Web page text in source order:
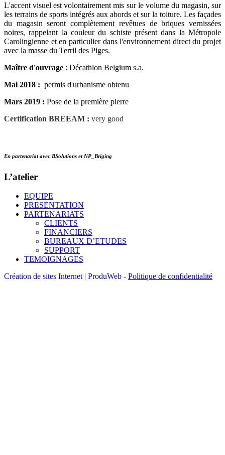
L'accent visuel est volontairement mis sur le volume du magasin, sur
les terrains de sports intégrés aux abords et sur la toiture. Les façades
du magasin seront complètement revêtues de briques vernissées
noires, rappelant la couleur du schiste présent dans la Métropole
Carolingienne et en particulier dans l'environnement direct du projet
avec la masse du Terril des Piges.
Maître d'ouvrage : Décathlon Belgium s.a.
Mai 2018 : permis d'urbanisme obtenu
Mars 2019 : Pose de la première pierre
Certification BREEAM : very good
En partenariat avec BSolutions et NP_Briging
L’atelier
EQUIPE
PRESENTATION
PARTENARIATS
CLIENTS
FINANCIERS
BUREAUX D’ETUDES
SUPPORT
TEMOIGNAGES
Création de sites Internet | ProduWeb - Politique de confidentialité